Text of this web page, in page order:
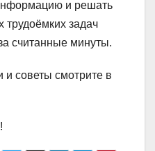
и решать
задач
считанные минуты.
и советы смотрите в